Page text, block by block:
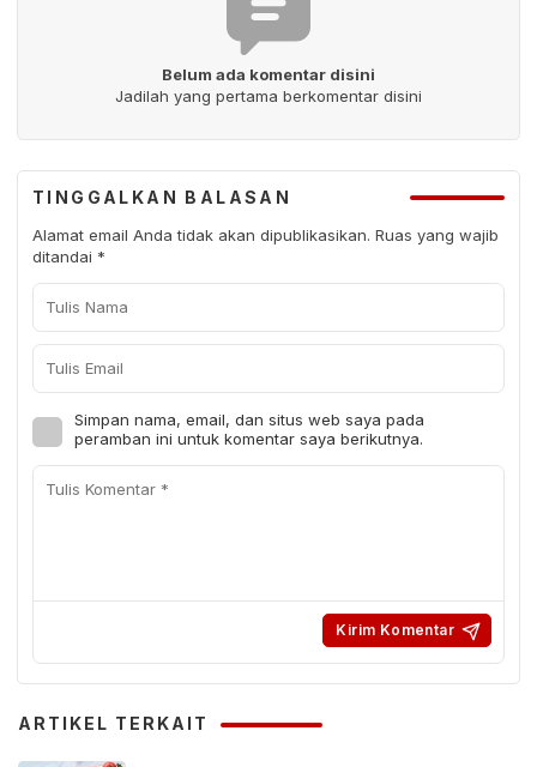
Belum ada komentar disini
Jadilah yang pertama berkomentar disini
TINGGALKAN BALASAN
Alamat email Anda tidak akan dipublikasikan. Ruas yang wajib
ditandai *
Simpan nama, email, dan situs web saya pada
peramban ini untuk komentar saya berikutnya.
ARTIKEL TERKAIT